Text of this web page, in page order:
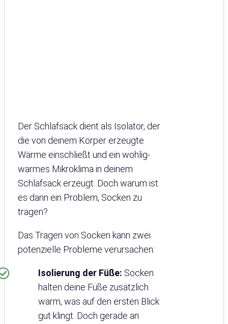
Der Schlafsack dient als Isolator, der
die von deinem Körper erzeugte
Wärme einschließt und ein wohlig-
warmes Mikroklima in deinem
Schlafsack erzeugt. Doch warum ist
es dann ein Problem, Socken zu
tragen?
Das Tragen von Socken kann zwei
potenzielle Probleme verursachen:
Isolierung der Füße: Socken
halten deine Füße zusätzlich
warm, was auf den ersten Blick
gut klingt. Doch gerade an